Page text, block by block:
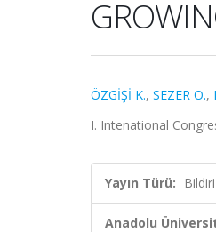
ÖZGİŞİ K., SEZER O.,
I. Intenational
Yayın Türü:
Anadolu